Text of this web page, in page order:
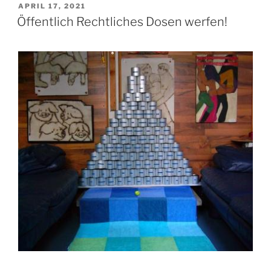
VERÖFFENTLICHT
AM
APRIL 17, 2021
Öffentlich Rechtliches Dosen werfen!